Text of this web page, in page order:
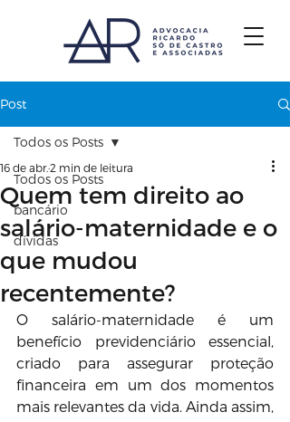
Post
Todos os Posts
bancário
dívidas
Todos os Posts
Quem tem direito ao
salário-maternidade e o
que mudou
recentemente?
16 de abr. 2 min de leitura
O salário-maternidade é um
benefício previdenciário essencial,
criado para assegurar proteção
financeira em um dos momentos
mais relevantes da vida. Ainda assim,